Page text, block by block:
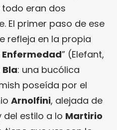
eran dos
El primer paso de ese
refleja en la propia
Enfermedad” (Elefant,
Bla: una bucólica
poseída por el
Arnolfini, alejada de
del estilo a lo Martirio